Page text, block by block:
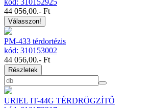
kód: 310152925
44 056,00.- Ft
Válasszon!
PM-433 térdortézis
kód: 310153002
44 056,00.- Ft
Részletek
URIEL IT-44G TÉRDRÖGZÍTŐ